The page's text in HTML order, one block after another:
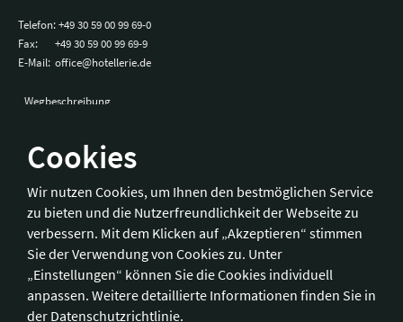
Cookies
Wir nutzen Cookies, um Ihnen den bestmöglichen Service
zu bieten und die Nutzerfreundlichkeit der Webseite zu
verbessern. Mit dem Klicken auf „Akzeptieren“ stimmen
Sie der Verwendung von Cookies zu. Unter
„Einstellungen“ können Sie die Cookies individuell
anpassen. Weitere detaillierte Informationen finden Sie in
der Datenschutzrichtlinie.
Telefon:+49 30 59 00 99 69-0
Fax:
+49 30 59 00 99 69-9
E-Mail: office@hotellerie.de
Wegbeschreibung
Hotelverband Deutschland (IHA) / IHA-Service GmbH
Kronprinzenstraße 37
53173 Bonn
Telefon:
+49 228 92 39 29-0